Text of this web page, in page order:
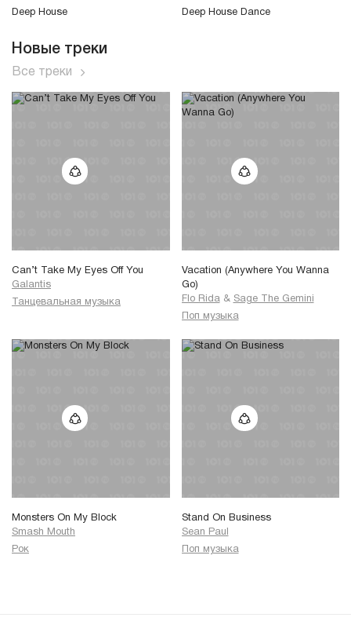
Deep House Deep House Dance
Новые треки
Все треки
Can’t Take My Eyes Off You
Galantis
Танцевальная музыка
Vacation (Anywhere You Wanna
Go)
Flo Rida & Sage The Gemini
Поп музыка
Monsters On My Block
Smash Mouth
Рок
Stand On Business
Sean Paul
Поп музыка